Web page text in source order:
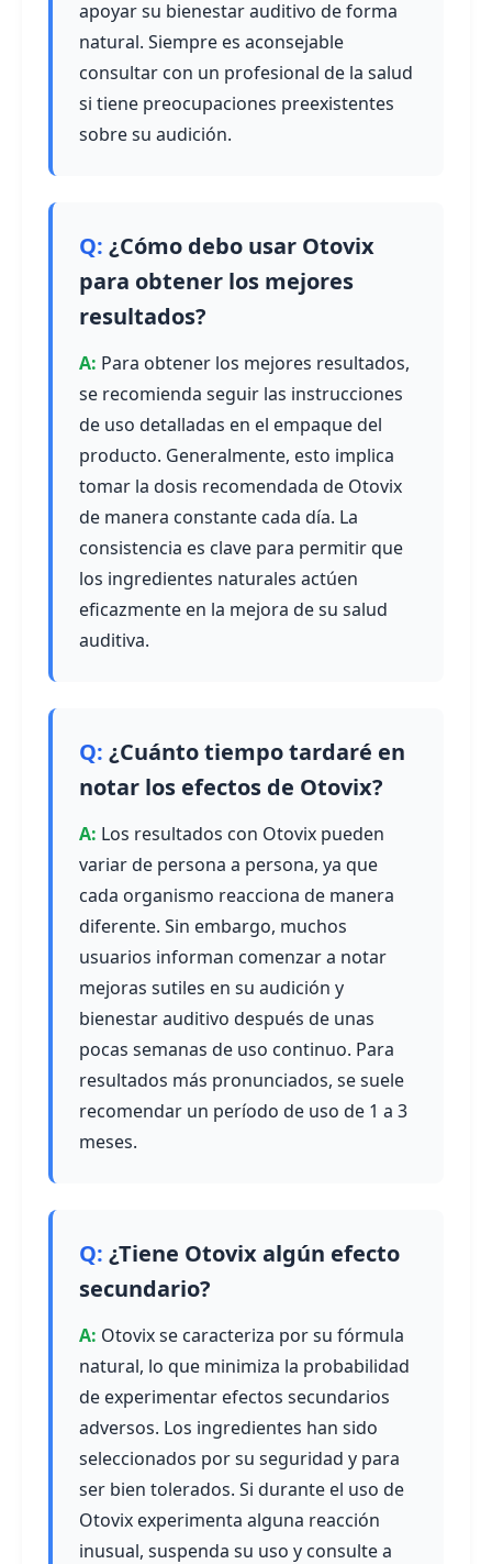
apoyar su bienestar auditivo de forma
natural. Siempre es aconsejable
consultar con un profesional de la salud
si tiene preocupaciones preexistentes
sobre su audición.
¿Cómo debo usar Otovix
para obtener los mejores
resultados?
Para obtener los mejores resultados,
se recomienda seguir las instrucciones
de uso detalladas en el empaque del
producto. Generalmente, esto implica
tomar la dosis recomendada de Otovix
de manera constante cada día. La
consistencia es clave para permitir que
los ingredientes naturales actúen
eficazmente en la mejora de su salud
auditiva.
¿Cuánto tiempo tardaré en
notar los efectos de Otovix?
Los resultados con Otovix pueden
variar de persona a persona, ya que
cada organismo reacciona de manera
diferente. Sin embargo, muchos
usuarios informan comenzar a notar
mejoras sutiles en su audición y
bienestar auditivo después de unas
pocas semanas de uso continuo. Para
resultados más pronunciados, se suele
recomendar un período de uso de 1 a 3
meses.
¿Tiene Otovix algún efecto
secundario?
Otovix se caracteriza por su fórmula
natural, lo que minimiza la probabilidad
de experimentar efectos secundarios
adversos. Los ingredientes han sido
seleccionados por su seguridad y para
ser bien tolerados. Si durante el uso de
Otovix experimenta alguna reacción
inusual, suspenda su uso y consulte a